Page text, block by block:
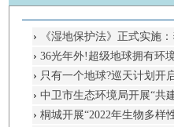
›
《湿地保护法》正式实施
› 36光年外!超级地球拥有环
› 只有一个地球?巡天计划开
› 中卫市生态环境局开展“共
› 桐城开展“2022年生物多样